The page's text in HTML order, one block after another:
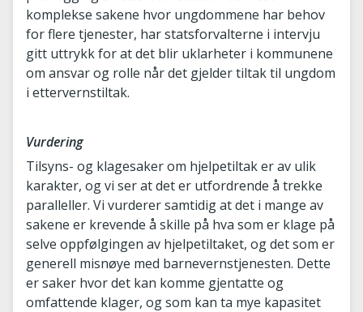
komplekse sakene hvor ungdommene har behov
for flere tjenester, har statsforvalterne i intervju
gitt uttrykk for at det blir uklarheter i kommunene
om ansvar og rolle når det gjelder tiltak til ungdom
i ettervernstiltak.
Vurdering
Tilsyns- og klagesaker om hjelpetiltak er av ulik
karakter, og vi ser at det er utfordrende å trekke
paralleller. Vi vurderer samtidig at det i mange av
sakene er krevende å skille på hva som er klage på
selve oppfølgingen av hjelpetiltaket, og det som er
generell misnøye med barnevernstjenesten. Dette
er saker hvor det kan komme gjentatte og
omfattende klager, og som kan ta mye kapasitet